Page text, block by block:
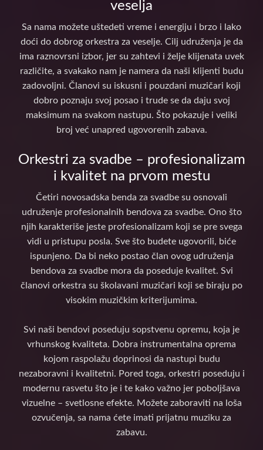
veselja
Sa nama možete uštedeti vreme i energiju i brzo i lako
doći do dobrog orkestra za veselje. Cilj udruženja je da
ima raznovrsni izbor, jer su zahtevi i želje klijenata uvek
različite, a svakako nam je namera da naši klijenti budu
zadovoljni. Članovi su iskusni i pouzdani muzičari koji
dobro poznaju svoj posao i trude se da daju svoj
maksimum na svakom nastupu. Što pokazuje i veliki
broj već unapred ugovorenih zabava.
Orkestri za svadbe – profesionalizam
i kvalitet na prvom mestu
Četiri novosadska benda za svadbe su osnovali
udruženje profesionalnih bendova za svadbe. Ono što
njih karakteriše jeste profesionalizam koji se pre svega
vidi u pristupu posla. Sve što budete ugovorili, biće
ispunjeno. Da bi neko postao član ovog udruženja
bendova za svadbe mora da poseduje kvalitet. Svi
članovi orkestra su školavani muzičari koji se biraju po
visokim muzičkim kriterijumima.
Svi naši bendovi poseduju sopstvenu opremu, koja je
vrhunskog kvaliteta. Dobra instrumentalna oprema
kojom raspolažu doprinosi da nastupi budu
nezaboravni i kvalitetni. Pored toga, orkestri poseduju i
modernu rasvetu što je i te kako važno jer poboljšava
vizuelne – svetlosne efekte. Možete zaboraviti na loša
ozvučenja, sa nama ćete imati prijatnu muziku za
zabavu.